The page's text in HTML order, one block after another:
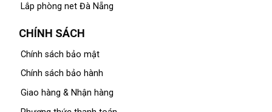
Lắp phòng net Đà Nẵng
CHÍNH SÁCH
Chính sách bảo mật
Chính sách bảo hành
Giao hàng & Nhận hàng